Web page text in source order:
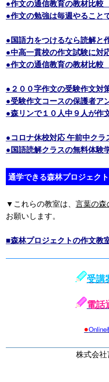
●作文の通信教育の教材比
●作文の勉強は毎週やること
●国語力をつけるなら読解と
●中高一貫校の作文試験に対
●作文の通信教育の教材比
●２００字作文の受験作文対
●受験作文コースの保護者ア
●森リンで１０人中９人が作
●コロナ休校対応 午前中クラ
●国語読解クラスの無料体験
通学できる森林プロジェク
▼これらの教室は、 言葉の
お願いします。
■森林プロジェクトの作文教
受講
電話
●Online
株式会